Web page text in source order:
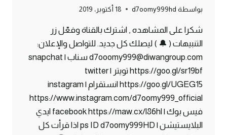
بواسطة d7oomy999hd 18 أكتوبر، 2019
شكرا على المشاهده , اشترك بالقناة وفعّل زر
التنبيهات ( 🔔 ) ليصلك كل جديد. للتواصل والإعلان:
d7ooomy999@diwangroup.com سناب | snapchat
https://goo.gl/sr19bf تويتر | twitter
https://goo.gl/UGEG15 انستقرام | instagram
https://www.instagram.com/d7oomy999_official
فيس بوك | facebook https://maw.cx/l86hl ايدي
البلايستيشن | ps ID d7oomy999HD اذا قرأت كل